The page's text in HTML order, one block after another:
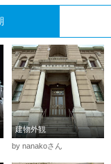
建物外観
by nanakoさん